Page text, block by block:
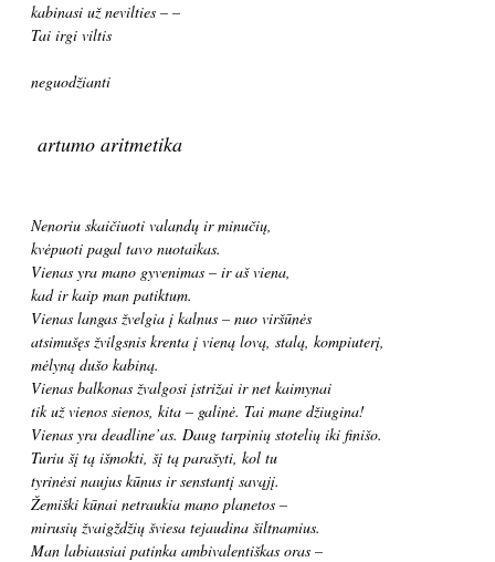
kabinasi už nevilties – –
Tai irgi viltis
neguodžianti
artumo aritmetika
Nenoriu skaičiuoti valandų ir minučių,
kvėpuoti pagal tavo nuotaikas.
Vienas yra mano gyvenimas – ir aš viena,
kad ir kaip man patiktum.
Vienas langas žvelgia į kalnus – nuo viršūnės
atsimušęs žvilgsnis krenta į vieną lovą, stalą, kompiuterį,
mėlyną dušo kabiną.
Vienas balkonas žvalgosi įstrižai ir net kaimynai
tik už vienos sienos, kita – galinė. Tai mane džiugina!
Vienas yra deadline’as. Daug tarpinių stotelių iki finišo.
Turiu šį tą išmokti, šį tą parašyti, kol tu
tyrinėsi naujus kūnus ir senstantį savąjį.
Žemiški kūnai netraukia mano planetos –
mirusių žvaigždžių šviesa tejaudina šiltnamius.
Man labiausiai patinka ambivalentiškas oras –